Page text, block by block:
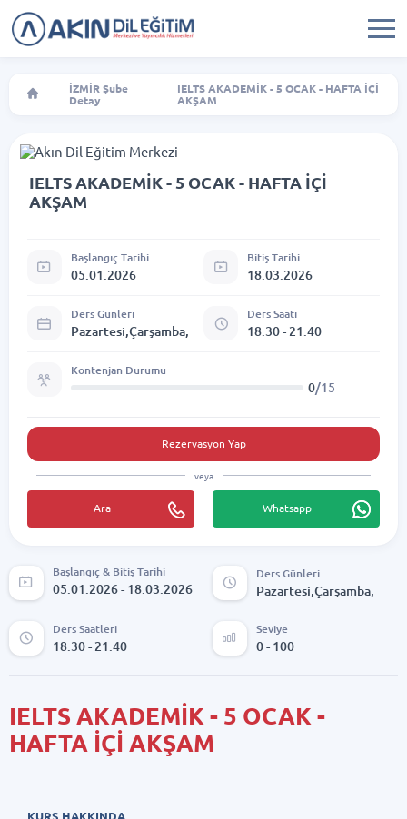
İZMİR Şube
Detay
IELTS AKADEMİK - 5 OCAK - HAFTA İÇİ
AKŞAM
Başlangıç & Bitiş Tarihi
05.01.2026 - 18.03.2026
Ders Günleri
Pazartesi,Çarşamba,
Ders Saatleri
18:30 - 21:40
Seviye
0 - 100
IELTS AKADEMİK - 5 OCAK -
HAFTA İÇİ AKŞAM
KURS HAKKINDA
IELTS AKADEMİK - 5 OCAK - HAFTA İÇİ
AKŞAM
Başlangıç Tarihi
05.01.2026
Bitiş Tarihi
18.03.2026
Ders Günleri
Pazartesi,Çarşamba,
Ders Saati
18:30 - 21:40
Kontenjan Durumu
0/15
Rezervasyon Yap
veya
Ara Whatsapp